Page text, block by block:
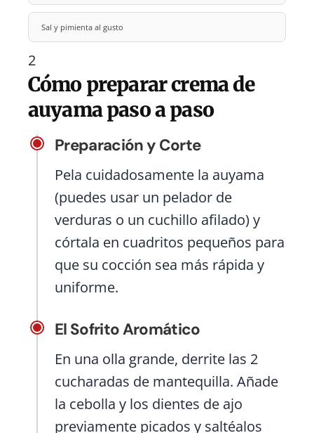
Sal y pimienta al gusto
2
Cómo preparar crema de
auyama paso a paso
Preparación y Corte
Pela cuidadosamente la auyama
(puedes usar un pelador de
verduras o un cuchillo afilado) y
córtala en cuadritos pequeños para
que su cocción sea más rápida y
uniforme.
El Sofrito Aromático
En una olla grande, derrite las 2
cucharadas de mantequilla. Añade
la cebolla y los dientes de ajo
previamente picados y saltéalos